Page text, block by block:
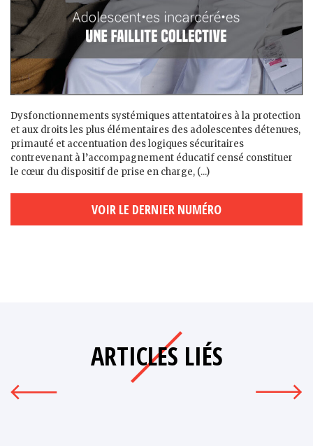
Dysfonctionnements systémiques attentatoires à la protection
et aux droits les plus élémentaires des adolescent·es détenu·es,
primauté et accentuation des logiques sécuritaires
contrevenant à l’accompagnement éducatif censé constituer
le cœur du dispositif de prise en charge, (...)
VOIR LE DERNIER NUMÉRO
ARTICLES LIÉS